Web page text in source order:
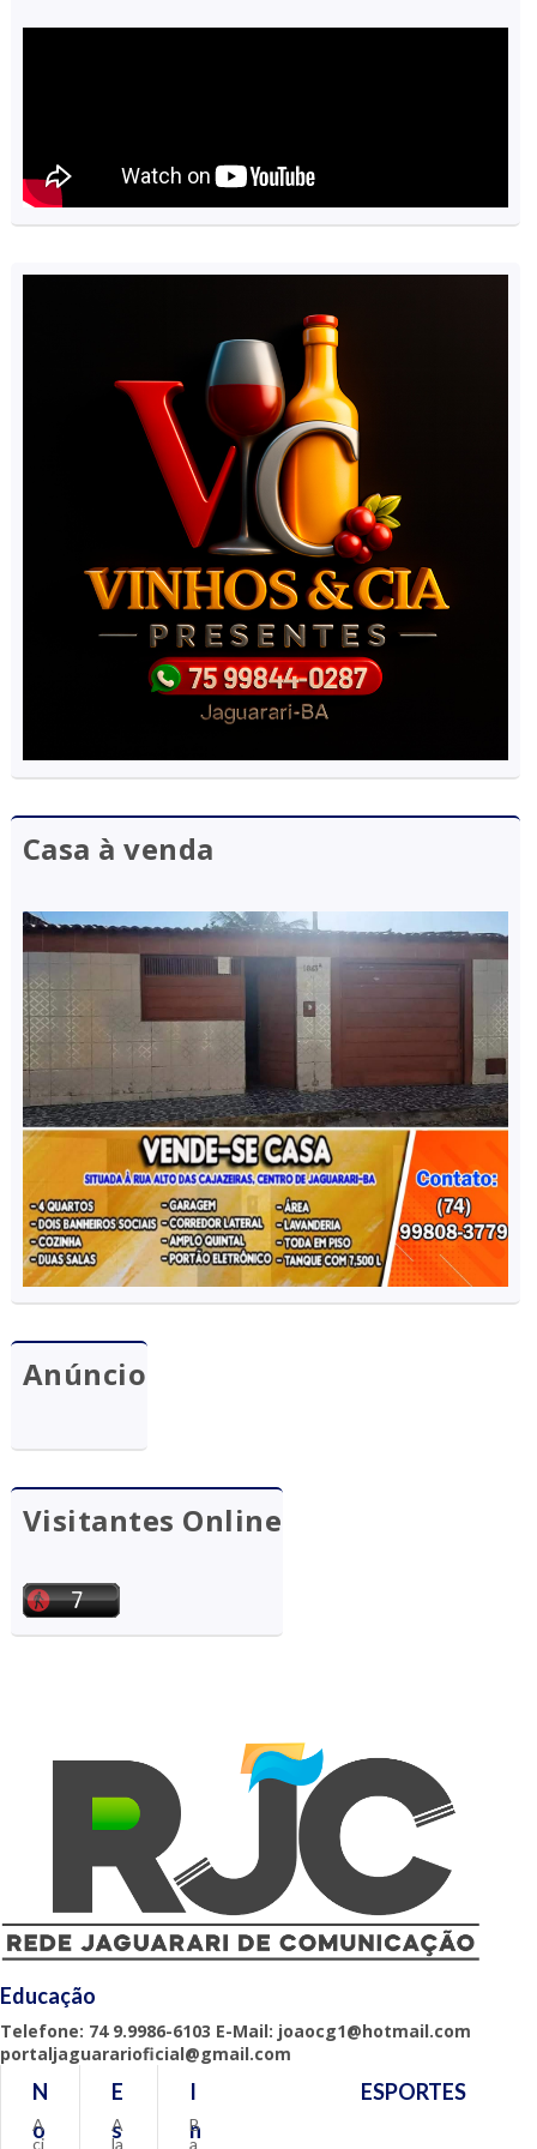
Casa à venda
Anúncio
Visitantes Online
Educação
Telefone: 74 9.9986-6103 E-Mail: joaocg1@hotmail.com
portaljaguararioficial@gmail.com
N
o
A
ci
E
s
A
la
I
n
B
a
ESPORTES